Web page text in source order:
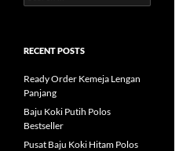
for:
RECENT POSTS
Ready Order Kemeja Lengan
Panjang
Baju Koki Putih Polos
Bestseller
Pusat Baju Koki Hitam Polos